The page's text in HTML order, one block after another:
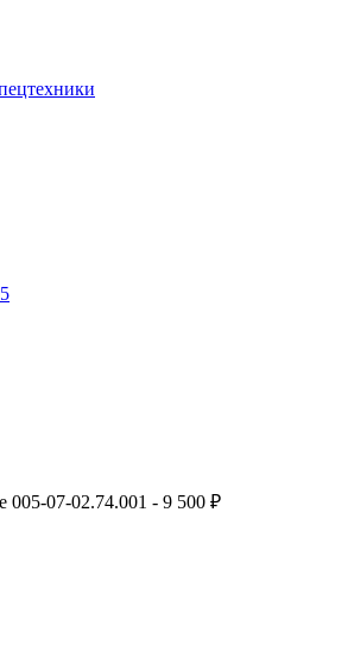
005-07-02.74.001 - 9 500 ₽